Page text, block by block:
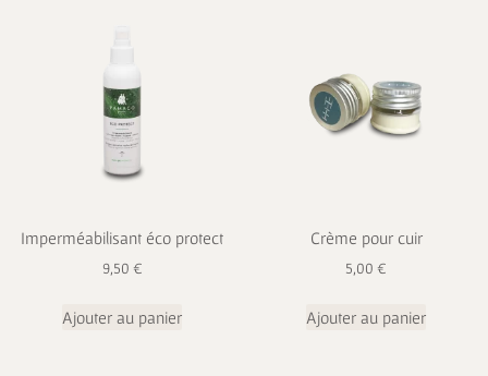
Imperméabilisant éco protect
9,50 €
Ajouter au panier
Crème pour cuir
5,00 €
Ajouter au panier